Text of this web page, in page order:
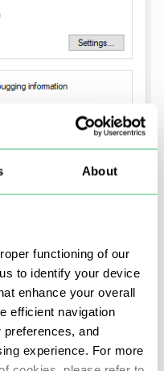
About
functioning of our
to identify your device
enhance your overall
efficient navigation
preferences, and
experience. For more